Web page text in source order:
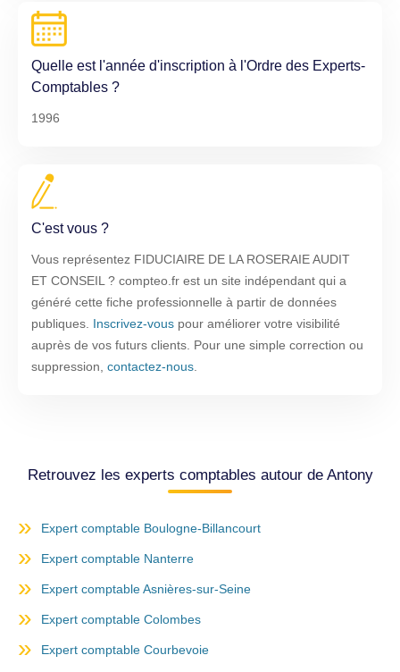
Quelle est l'année d'inscription à l'Ordre des Experts-
Comptables ?
1996
C'est vous ?
Vous représentez FIDUCIAIRE DE LA ROSERAIE AUDIT
ET CONSEIL ? compteo.fr est un site indépendant qui a
généré cette fiche professionnelle à partir de données
publiques. Inscrivez-vous pour améliorer votre visibilité
auprès de vos futurs clients. Pour une simple correction ou
suppression, contactez-nous
Retrouvez les experts comptables autour de Antony
Expert comptable Boulogne-Billancourt
Expert comptable Nanterre
Expert comptable Asnières-sur-Seine
Expert comptable Colombes
Expert comptable Courbevoie